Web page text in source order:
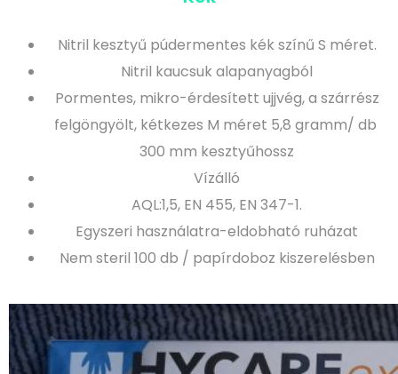
Nitril kesztyű púdermentes kék színű S méret.
Nitril kaucsuk alapanyagból
Pormentes, mikro-érdesített ujjvég, a szárrész
felgöngyölt, kétkezes M méret 5,8 gramm/ db
300 mm kesztyűhossz
Vízálló
AQL:1,5, EN 455, EN 347-1.
Egyszeri használatra-eldobható ruházat
Nem steril 100 db / papírdoboz kiszerelésben